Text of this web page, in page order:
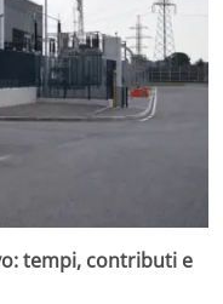
tempi, contributi e